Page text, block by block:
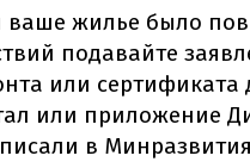
ваше жилье было
подавайте
или сертификата
или приложение
в